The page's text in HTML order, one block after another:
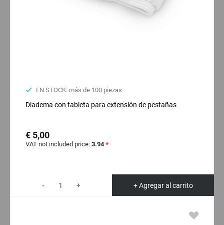
EN STOCK: más de 100 piezas
Diadema con tableta para extensión de pestañas
€ 5,00
VAT not included price: 3.94 *
- + + Agregar al carrito